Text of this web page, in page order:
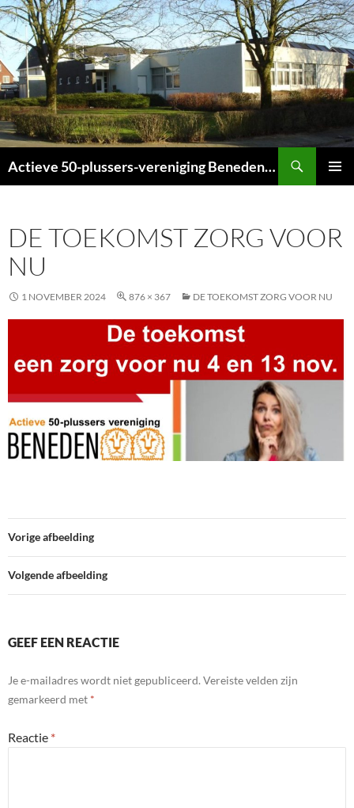
Ga
naar
de
inhoud
Actieve 50-plussers-vereniging Beneden-Leeuwen
DE TOEKOMST ZORG VOOR
NU
1 NOVEMBER 2024 876 × 367 DE TOEKOMST ZORG VOOR NU
Vorige afbeelding
Volgende afbeelding
GEEF EEN REACTIE
Je e-mailadres wordt niet gepubliceerd. Vereiste velden zijn
gemarkeerd met *
Reactie *